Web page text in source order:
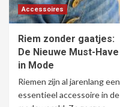
Accessoires
Riem zonder gaatjes:
De Nieuwe Must-Have
in Mode
Riemen zijn al jarenlang een
essentieel accessoire in de